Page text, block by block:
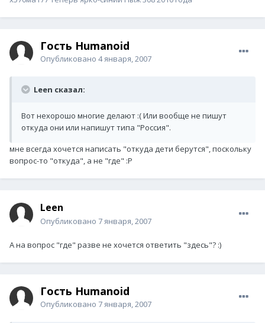
Гость Humanoid
Опубликовано 4 января, 2007
Leen сказал:
Вот нехорошо многие делают :( Или вообще не пишут
откуда они или напишут типа "Россия".
мне всегда хочется написать "откуда дети берутся", поскольку
вопрос-то "откуда", а не "где" :P
Leen
Опубликовано 7 января, 2007
А на вопрос "где" разве не хочется ответить "здесь"? :)
Гость Humanoid
Опубликовано 7 января, 2007